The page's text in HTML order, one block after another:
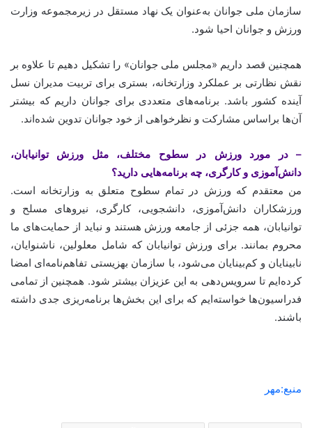
سازمان ملی جوانان به‌عنوان یک نهاد مستقل در زیرمجموعه وزارت
ورزش و جوانان احیا شود.
همچنین قصد داریم «مجلس ملی جوانان» را تشکیل دهیم تا علاوه بر
نقش نظارتی بر عملکرد وزارتخانه، بستری برای تربیت مدیران نسل
آینده کشور باشد. برنامه‌های متعددی برای جوانان داریم که بیشتر
آن‌ها براساس مشارکت و نظرخواهی از خود جوانان تدوین شده‌اند.
– در مورد ورزش در سطوح مختلف، مثل ورزش توانیابان،
دانش‌آموزی و کارگری، چه برنامه‌هایی دارید؟
من معتقدم که ورزش در تمام سطوح متعلق به وزارتخانه است.
ورزشکاران دانش‌آموزی، دانشجویی، کارگری، نیروهای مسلح و
توانیابان، همه جزئی از جامعه ورزش هستند و نباید از حمایت‌های ما
محروم بمانند. برای ورزش توانیابان که شامل معلولین، ناشنوایان،
نابینایان و کم‌بینایان می‌شود، با سازمان بهزیستی تفاهم‌نامه‌ای امضا
کرده‌ایم تا سرویس‌دهی به این عزیزان بیشتر شود. همچنین از تمامی
فدراسیون‌ها خواسته‌ایم که برای این بخش‌ها برنامه‌ریزی جدی داشته
باشند.
منبع:مهر